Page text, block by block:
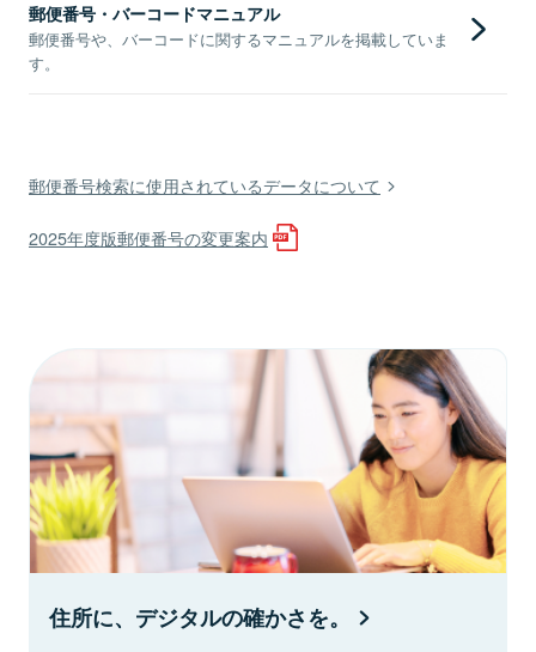
郵便番号・バーコードマニュアル
郵便番号や、バーコードに関するマニュアルを掲載していま
す。
郵便番号検索に使用されているデータについて
2025年度版郵便番号の変更案内
住所に、デジタルの確かさを。